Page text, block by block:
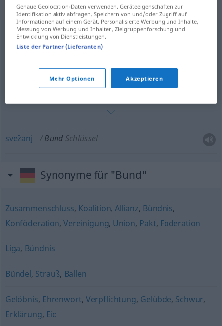
„Bund“: Neutrum
Bundn <-(e)s;-e>
Übersicht aller Übersetzungen
(Für mehr Details die Übersetzung anklicken/antippen)
svežanj
svežanj Bund Schlüssel
Synonyme für "Bund"
Zusammenschluss, Koalition, Allianz, Bündnis,
Konföderation,Vereinigung, Union, Pakt, Föderation
Liga, Bündnis
Bündel, Strauß, Ballen
Gelöbnis, Ehrenwort, Verpflichtung, Gelübde, Schwur,
Erklärung, Eid
Genaue Geolocation-Daten verwenden. Geräteeigenschaften zur
Identifikation aktiv abfragen. Speichern von und/oder Zugriff auf
Informationen auf einem Gerät. Personalisierte Werbung und Inhalte,
Messung von Werbung und Inhalten, Zielgruppenforschung und
Entwicklung von Dienstleistungen.
Liste der Partner (Lieferanten)
Mehr Optionen Akzeptieren